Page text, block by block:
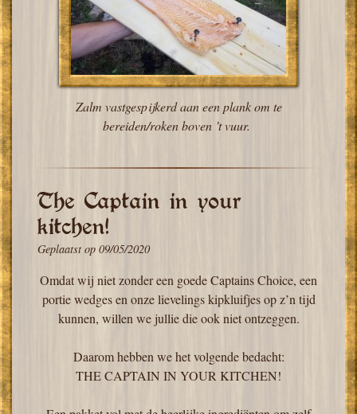
Zalm vastgespijkerd aan een plank om te
bereiden/roken boven ’t vuur.
The Captain in your
kitchen!
Geplaatst op 09/05/2020
Omdat wij niet zonder een goede Captains Choice, een
portie wedges en onze lievelings kipkluifjes op z’n tijd
kunnen, willen we jullie die ook niet ontzeggen.
Daarom hebben we het volgende bedacht:
THE CAPTAIN IN YOUR KITCHEN!